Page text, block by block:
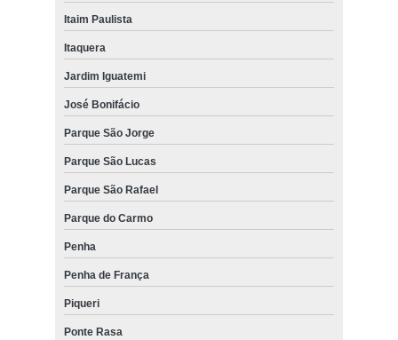
Itaim Paulista
Itaquera
Jardim Iguatemi
José Bonifácio
Parque São Jorge
Parque São Lucas
Parque São Rafael
Parque do Carmo
Penha
Penha de França
Piqueri
Ponte Rasa